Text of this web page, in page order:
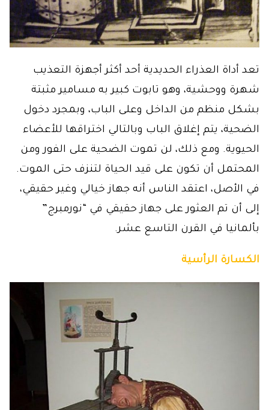
تعد أداة العذراء الحديدية أحد أكثر أجهزة التعذيب
شهرة ووحشية، وهو تابوت كبير به مسامير مثبتة
بشكل منظم من الداخل وعلى الباب، وبمجرد دخول
الضحية، يتم إغلاق الباب وبالتالي اختراقها للأعضاء
الحيوية. ومع ذلك، لن تموت الضحية على الفور ومن
المحتمل أن تكون على قيد الحياة لتنزف حتى الموت.
في الأصل، اعتقد الناس أنه جهاز خيالي وغير حقيقي،
إلى أن تم العثور على جهاز حقيقي في “نورمبرج”
بألمانيا في القرن التاسع عشر.
الكسارة الرأسية